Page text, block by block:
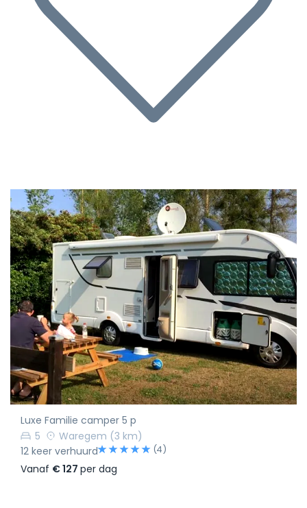
Luxe Familie camper 5 p
5
Waregem (3 km)
12 keer verhuurd
(4)
Vanaf € 127 per dag